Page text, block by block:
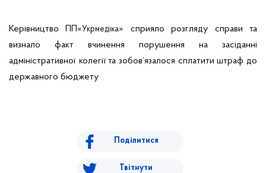
Керівництво ПП«Укрмедіка» сприяло розгляду справи та
визнало факт вчинення порушення на засіданні
адміністративної колегії та зобов’язалося сплатити штраф до
державного бюджету
Поділитися
Твітнути